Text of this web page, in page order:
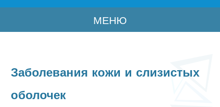
МЕНЮ
Заболевания кожи и слизистых
оболочек